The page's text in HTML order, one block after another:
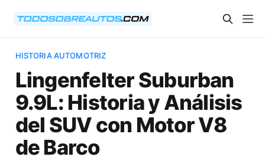
HISTORIA AUTOMOTRIZ
Lingenfelter Suburban
9.9L: Historia y Análisis
del SUV con Motor V8
de Barco